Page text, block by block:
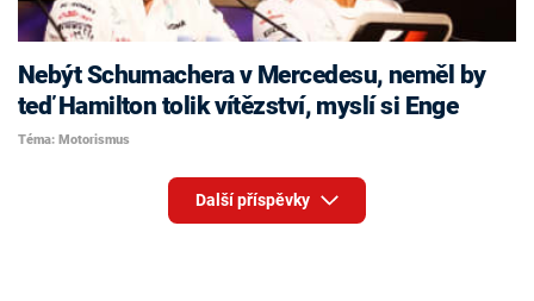
Nebýt Schumachera v Mercedesu, neměl by
teď Hamilton tolik vítězství, myslí si Enge
Téma: Motorismus
Další příspěvky